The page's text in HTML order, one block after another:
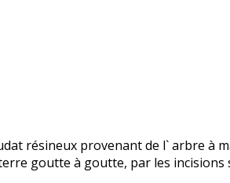
résineux provenant de l` arbre à
goutte à goutte, par les